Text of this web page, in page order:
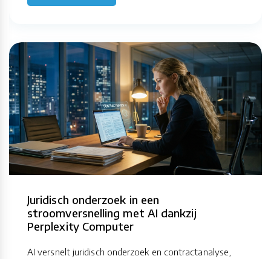
Juridisch onderzoek in een
stroomversnelling met AI dankzij
Perplexity Computer
AI versnelt juridisch onderzoek en contractanalyse,